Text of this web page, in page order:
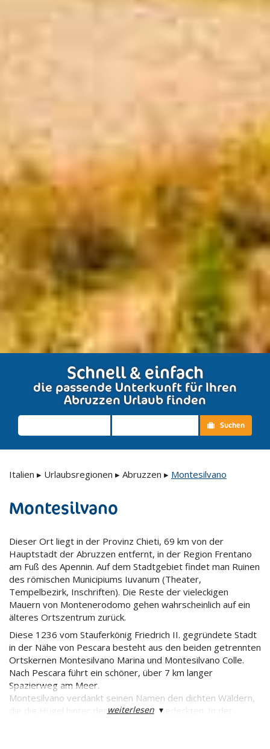
Schnell & einfach
die passende Unterkunft für Ihren
Abruzzen Urlaub finden
Suchen
Italien ▸ Urlaubsregionen ▸ Abruzzen ▸ Montesilvano
Montesilvano
Dieser Ort liegt in der Provinz Chieti, 69 km von der
Hauptstadt der Abruzzen entfernt, in der Region Frentano
am Fuß des Apennin. Auf dem Stadtgebiet findet man Ruinen
des römischen Municipiums Iuvanum (Theater,
Tempelbezirk, Inschriften). Die Reste der vieleckigen
Mauern von Montenerodomo gehen wahrscheinlich auf ein
älteres Ortszentrum zurück.
Diese 1236 vom Stauferkönig Friedrich II. gegründete Stadt
in der Nähe von Pescara besteht aus den beiden getrennten
Ortskernen Montesilvano Marina und Montesilvano Colle.
Nach Pescara führt ein schöner, über 7 km langer
Spazierweg am Meer.
Montesilvano verdankt seinen Namen den dichten Wäldern,
die die Hügel hinter der Küste einst bedeckten. In der
weiterlesen▾